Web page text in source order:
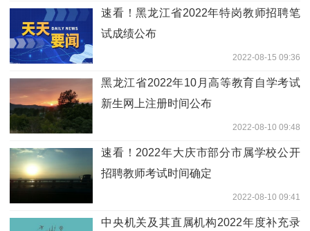
速看！黑龙江省2022年特岗教师招聘笔
试成绩公布
2022-08-15 09:36
黑龙江省2022年10月高等教育自学考试
新生网上注册时间公布
2022-08-10 09:48
速看！2022年大庆市部分市属学校公开
招聘教师考试时间确定
2022-08-10 09:41
中央机关及其直属机构2022年度补充录